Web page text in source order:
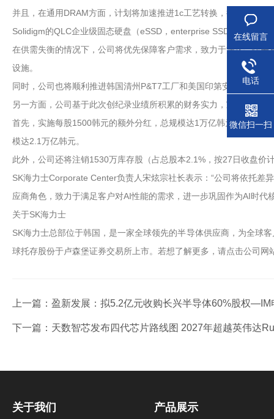
并且，在通用DRAM方面，计划将加速推进1c工艺转换，扩大面向
Solidigm的QLC企业级固态硬盘（eSSD，enterprise SSD），积极
在供需失衡的情况下，公司将优先保障客户需求，致力于深化合作
设施。
同时，公司也将顺利推进韩国清州P&T7工厂和美国印第安纳州先进
另一方面，公司基于此次创纪录业绩所积累的财务实力，宣布推出
首先，实施每股1500韩元的额外分红，总规模达1万亿韩元。由此
模达2.1万亿韩元。
此外，公司还将注销1530万库存股（占总股本2.1%，按27日收盘
SK海力士Corporate Center负责人宋炫宗社长表示：“公司将依托差
应商角色，致力于满足客户对AI性能的需求，进一步巩固作为AI时代
关于SK海力士
SK海力士总部位于韩国，是一家全球领先的半导体供应商，为全球
球托存股份于卢森堡证券交易所上市。若想了解更多，请点击公司
上一篇： 盈新发展：拟5.2亿元收购长兴半导体60%股权—IM
下一篇： 天数智芯发布四代芯片路线图 2027年超越英伟达
关于我们 产品展示
在线留言
电话
微信扫一扫